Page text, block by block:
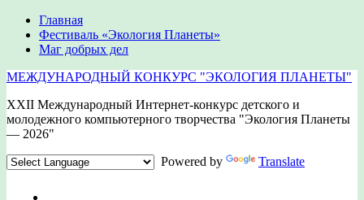
Главная
Фестиваль «Экология Планеты»
Маг добрых дел
МЕЖДУНАРОДНЫЙ КОНКУРС "ЭКОЛОГИЯ ПЛАНЕТЫ"
XXII Международный Интернет-конкурс детского и
молодежного компьютерного творчества "Экология Планеты
— 2026"
Powered by
Translate